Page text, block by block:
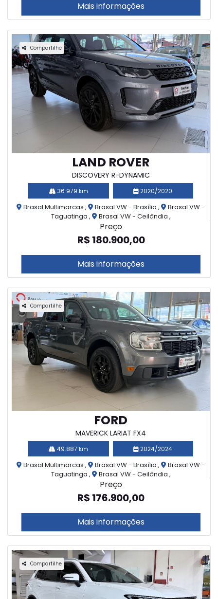
Mais informações
Compartilhe
LAND ROVER
DISCOVERY R-DYNAMIC
36.979 km 2020/2020
Brasal Multimarcas , Brasal VW - Brasília ,
Brasal VW -
Taguatinga ,
Brasal VW - Ceilândia ,
Preço
R$ 180.900,00
Mais informações
Compartilhe
FORD
MAVERICK LARIAT FX4
49.887 km 2024/2024
Brasal Multimarcas , Brasal VW - Brasília ,
Brasal VW -
Taguatinga ,
Brasal VW - Ceilândia ,
Preço
R$ 176.900,00
Mais informações
Compartilhe